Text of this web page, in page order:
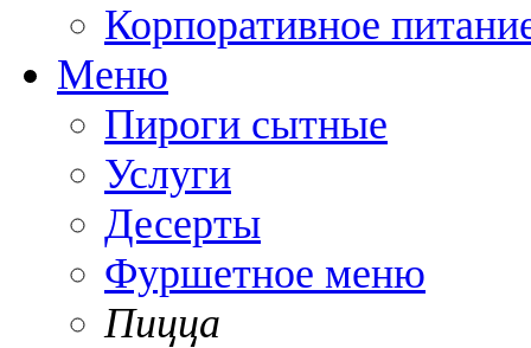
Корпоративное
Меню
Пироги сытные
Услуги
Десерты
Фуршетное меню
Пицца